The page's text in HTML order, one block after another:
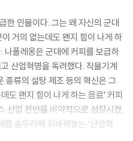
한 인물이다. 그는 왜 자신의 군대
거의 없는데도 왠지 힘이 나게 하
나폴레옹은 군대에 커피를 보급하
산업혁명을 독려했다. 직물기계
종류의 설탕 제조 등의 혁신은 그
도 왠지 힘이 나게 하는 음료’ 커피
산업 전반을 비약적으로 성장시켰
송두리째 뒤바꿔놓는 ‘산업혁